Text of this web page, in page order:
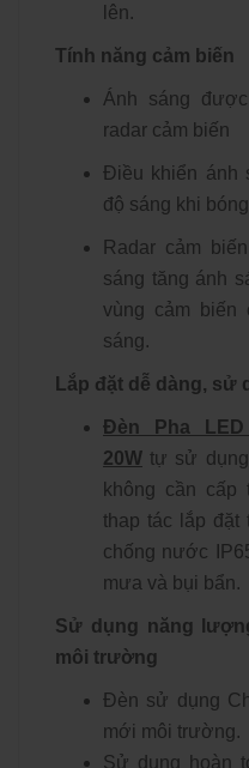
lên.
Tính năng cảm biến
Ánh sáng
radar cảm biến
Điều khiển ánh
độ sáng khi
Radar cảm
sáng tăng ánh
vùng cảm biến
sáng.
Lắp đặt dễ dàng, sử
Đèn Pha
20W tự sử
không cần cấp
thap tác lắp đặt
chống nước
mưa và bụi bẩn.
Sử dụng năng
môi trường
Đèn sử dụng
mới môi trường.
Sử dụng hoàn